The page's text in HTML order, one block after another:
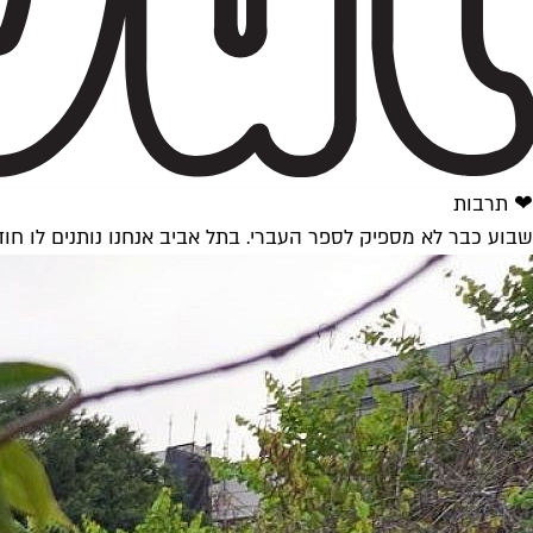
❤ תרבות
שבוע כבר לא מספיק לספר העברי. בתל אביב אנחנו נותנים לו